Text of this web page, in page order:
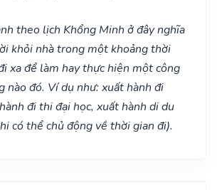
theo lịch Khổng Minh ở đây nghĩa
khỏi nhà trong một khoảng thời
xa để làm hay thực hiện một công
nào đó. Ví dụ như: xuất hành đi
đi thi đại học, xuất hành di du
có thể chủ động về thời gian đi).